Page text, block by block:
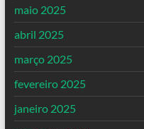
maio 2025
abril 2025
março 2025
fevereiro 2025
janeiro 2025